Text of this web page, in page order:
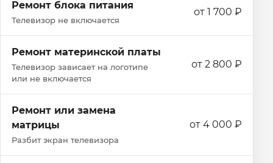
Ремонт блока питания
Телевизор не включается
от 1 700 ₽
Ремонт материнской платы
Телевизор зависает на логотипе
или не включается
от 2 800 ₽
Ремонт или замена
матрицы
Разбит экран телевизора
от 4 000 ₽